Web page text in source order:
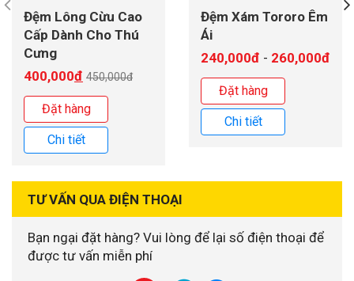
Đệm Lông Cừu Cao
Cấp Dành Cho Thú
Cưng
400,000đ 450,000đ
Đặt hàng
Chi tiết
Đệm Xám Tororo Êm
Ái
240,000đ - 260,000đ
Đặt hàng
Chi tiết
TƯ VẤN QUA ĐIỆN THOẠI
Bạn ngại đặt hàng? Vui lòng để lại số điện thoại để
được tư vấn miễn phí